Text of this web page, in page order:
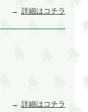
詳細はコチラ
詳細はコチラ